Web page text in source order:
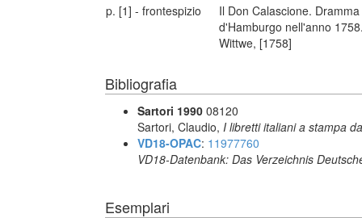
p. [1] - frontespizio
Il Don Calascione.
d'Hamburgo nell'anno
Wittwe, [1758]
Bibliografia
Sartori 1990 08120
Sartori, Claudio, I libretti italiani a stampa
VD18-OPAC: 11977760
VD18-Datenbank: Das Verzeichnis
Esemplari